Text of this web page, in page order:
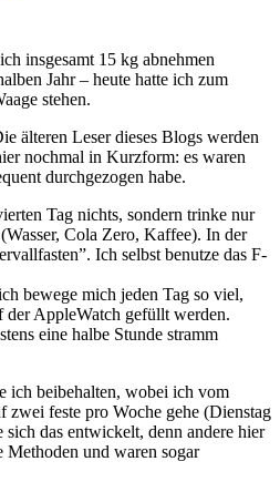
insgesamt 15 kg abnehmen
Jahr – heute hatte ich zum
stehen.
älteren Leser dieses Blogs werden
nochmal in Kurzform: es waren
durchgezogen habe.
Tag nichts, sondern trinke nur
Cola Zero, Kaffee). In der
Ich selbst benutze das F-
bewege mich jeden Tag so viel,
der AppleWatch gefüllt werden.
eine halbe Stunde stramm
ich beibehalten, wobei ich vom
zwei feste pro Woche gehe (Dienstag
das entwickelt, denn andere hier
Methoden und waren sogar